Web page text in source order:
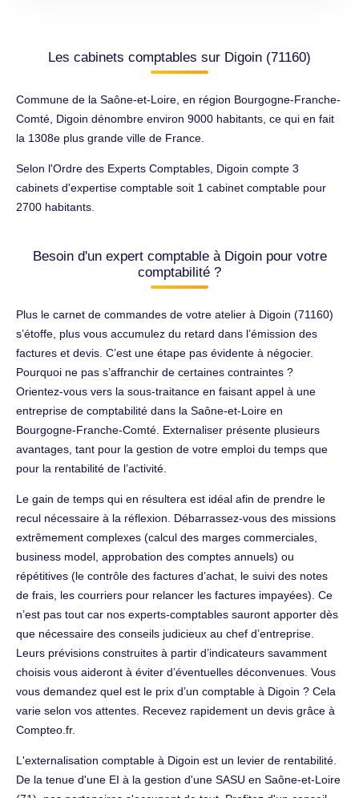
Les cabinets comptables sur Digoin (71160)
Commune de la Saône-et-Loire, en région Bourgogne-Franche-
Comté, Digoin dénombre environ 9000 habitants, ce qui en fait
la 1308e plus grande ville de France.
Selon l'Ordre des Experts Comptables, Digoin compte 3
cabinets d'expertise comptable soit 1 cabinet comptable pour
2700 habitants.
Besoin d'un expert comptable à Digoin pour votre
comptabilité ?
Plus le carnet de commandes de votre atelier à Digoin (71160)
s’étoffe, plus vous accumulez du retard dans l’émission des
factures et devis. C’est une étape pas évidente à négocier.
Pourquoi ne pas s’affranchir de certaines contraintes ?
Orientez-vous vers la sous-traitance en faisant appel à une
entreprise de comptabilité dans la Saône-et-Loire en
Bourgogne-Franche-Comté. Externaliser présente plusieurs
avantages, tant pour la gestion de votre emploi du temps que
pour la rentabilité de l’activité.
Le gain de temps qui en résultera est idéal afin de prendre le
recul nécessaire à la réflexion. Débarrassez-vous des missions
extrêmement complexes (calcul des marges commerciales,
business model, approbation des comptes annuels) ou
répétitives (le contrôle des factures d’achat, le suivi des notes
de frais, les courriers pour relancer les factures impayées). Ce
n’est pas tout car nos experts-comptables sauront apporter dès
que nécessaire des conseils judicieux au chef d’entreprise.
Leurs prévisions construites à partir d’indicateurs savamment
choisis vous aideront à éviter d’éventuelles déconvenues. Vous
vous demandez quel est le prix d’un comptable à Digoin ? Cela
varie selon vos attentes. Recevez rapidement un devis grâce à
Compteo.fr.
L'externalisation comptable à Digoin est un levier de rentabilité.
De la tenue d'une EI à la gestion d'une SASU en Saône-et-Loire